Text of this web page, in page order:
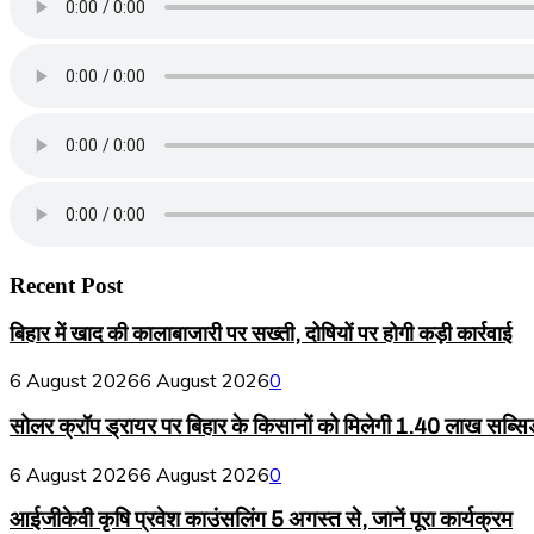
Recent Post
बिहार में खाद की कालाबाजारी पर सख्ती, दोषियों पर होगी कड़ी कार्रवाई
6 August 20266 August 20260
सोलर क्रॉप ड्रायर पर बिहार के किसानों को मिलेगी 1.40 लाख
6 August 20266 August 20260
आईजीकेवी कृषि प्रवेश काउंसलिंग 5 अगस्त से, जानें पूरा कार्यक्रम